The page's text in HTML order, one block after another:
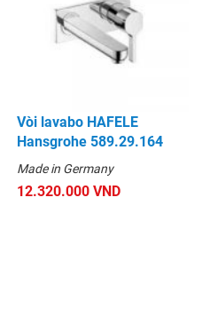
Vòi lavabo HAFELE
Hansgrohe 589.29.164
Made in Germany
12.320.000 VND